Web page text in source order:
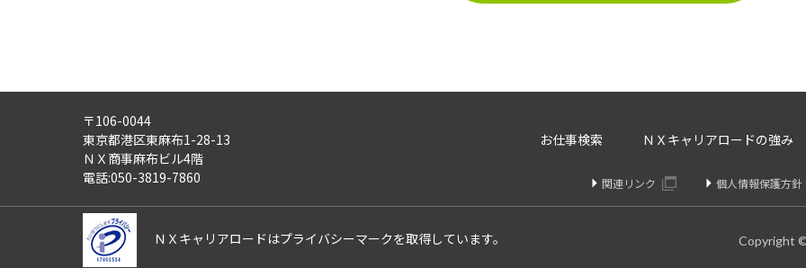
ご記入頂いた個人情報について、開示を請求することができます。
また、ご記入頂いた個人情報に誤りや変更があった場合は訂正、追加、削除を請求することがで
さらにまた、個人情報の利用停止、消去、または第三者提供停止を請求することが出来ます。
これらの請求は、次の窓口にて受け付けております。
〒106-0044
東京都港区東麻布1-28-13
ＮＸ商事麻布ビル4階
電話:050-3819-7860
お仕事検索 ＮＸキャリアロードの強み
関連リンク 個人情報保護方針
ＮＸキャリアロードはプライバシーマークを取得しています。 Copyright